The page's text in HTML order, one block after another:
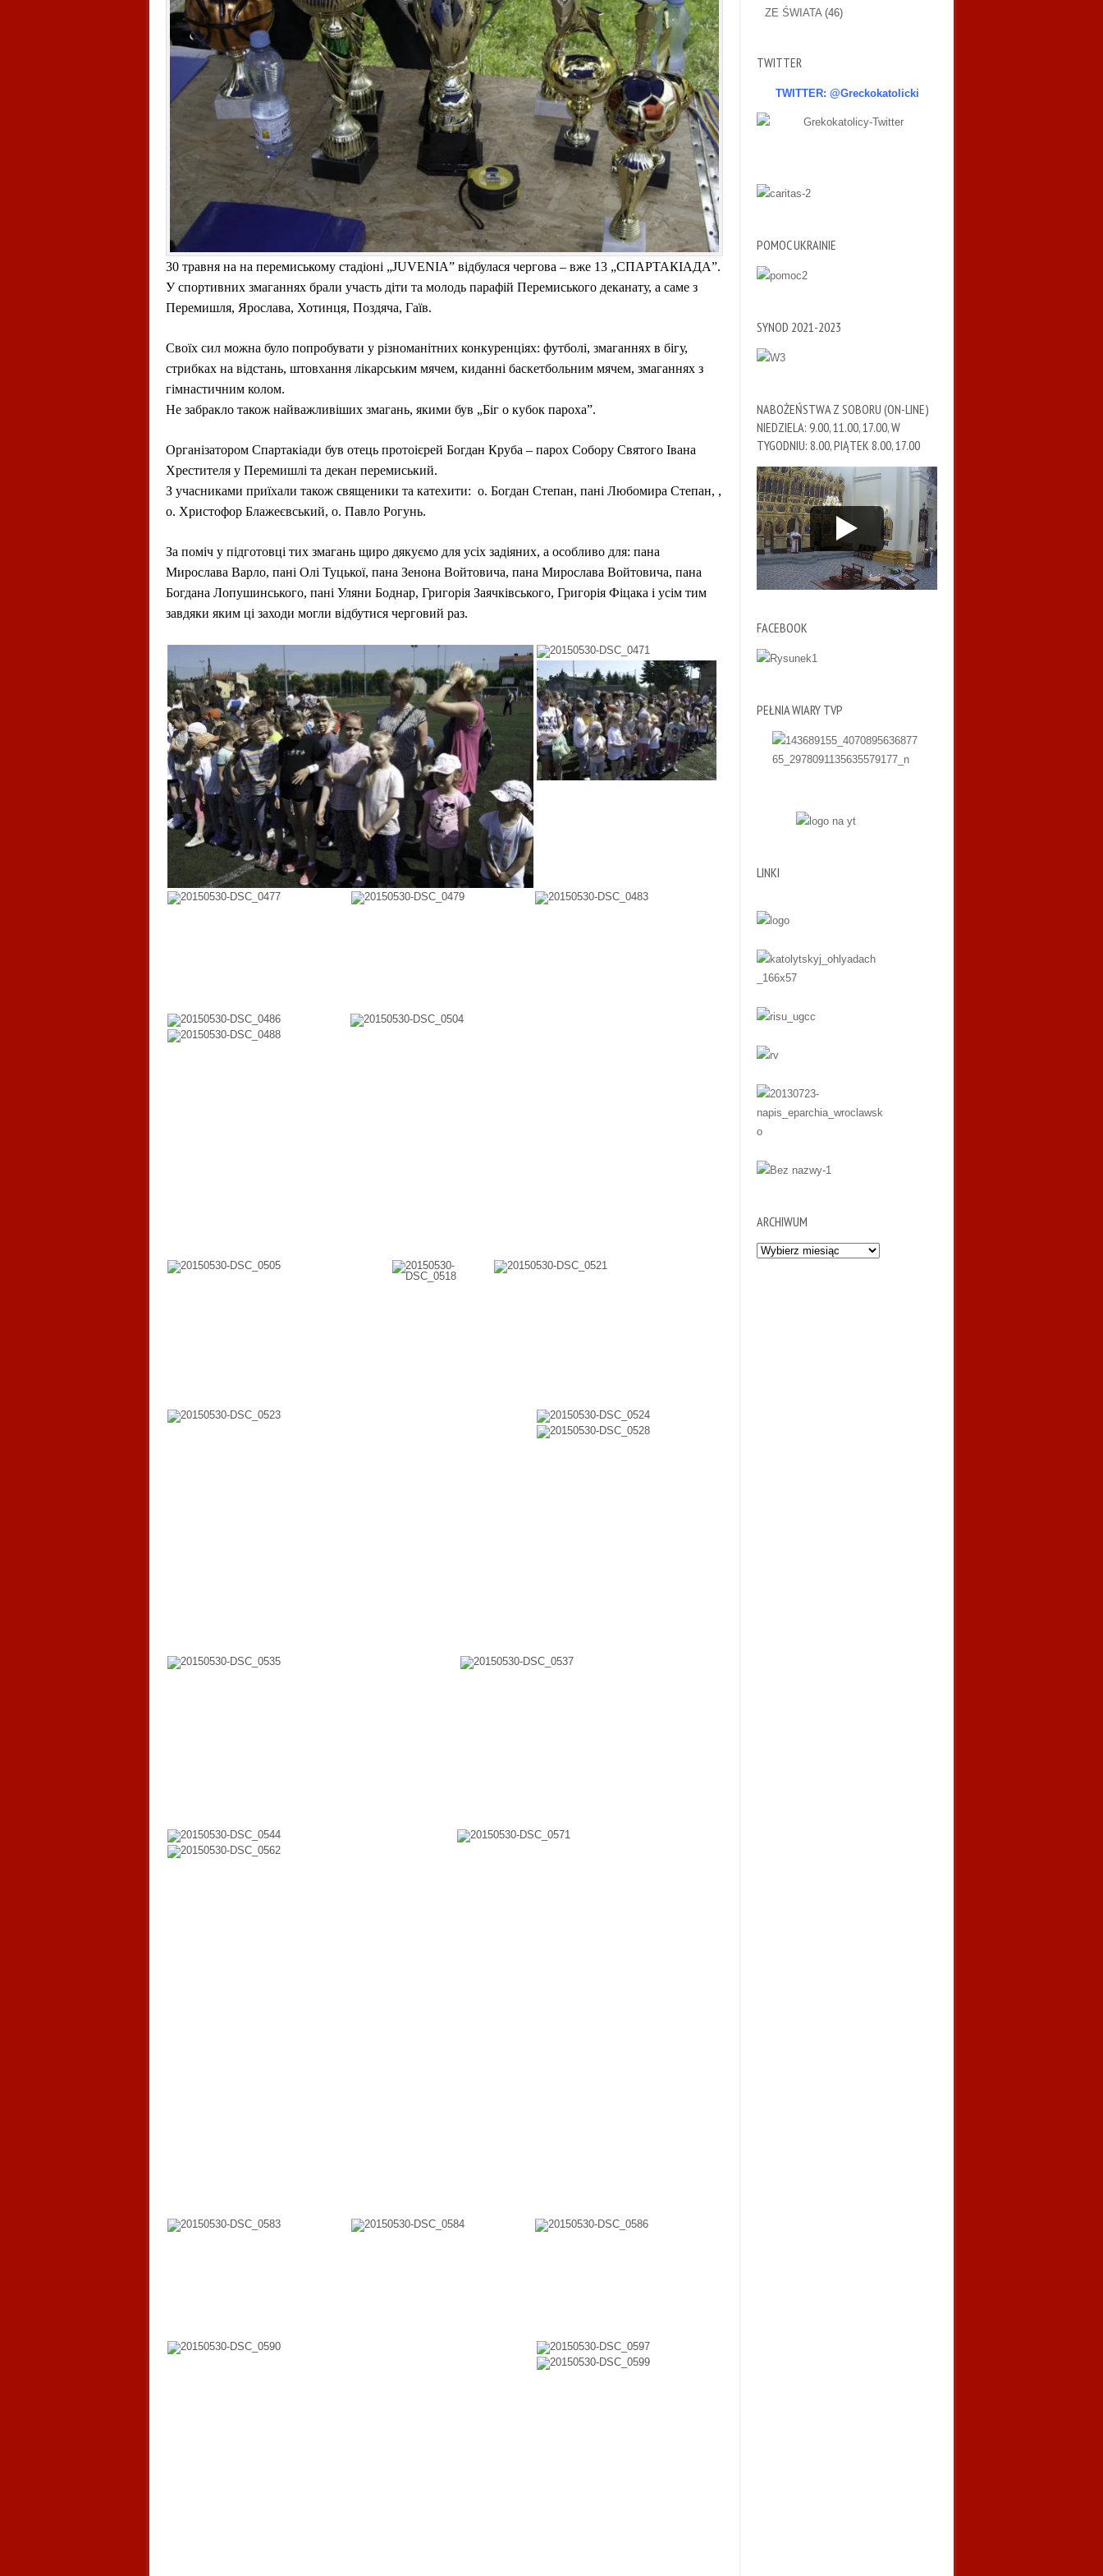
30 травня на на перемиському стадіоні „JUVENIA” відбулася чергова – вже 13 „СПАРТАКІАДА”.
У спортивних змаганнях брали участь діти та молодь парафій Перемиського деканату, а саме з
Перемишля, Ярослава, Хотинця, Поздяча, Гаїв.
Своїх сил можна було попробувати у різноманітних конкуренціях: футболі, змаганнях в бігу,
стрибках на відстань, штовхання лікарським мячем, киданні баскетбольним мячем, змаганнях з
гімнастичним колом.
Не забракло також найважливіших змагань, якими був „Біг о кубок пароха”.
Організатором Спартакіади був отець протоієрей Богдан Круба – парох Собору Святого Івана
Хрестителя у Перемишлі та декан перемиський.
З учасниками приїхали також священики та катехити: о. Богдан Степан, пані Любомира Степан, ,
о. Христофор Блажеєвський, о. Павло Рогунь.
За поміч у підготовці тих змагань щиро дякуємо для усіх задіяних, а особливо для: пана
Мирослава Варло, пані Олі Туцької, пана Зенона Войтовича, пана Мирослава Войтовича, пана
Богдана Лопушинського, пані Уляни Боднар, Григорія Заячківського, Григорія Фіцака і усім тим
завдяки яким ці заходи могли відбутися черговий раз.
ZE ŚWIATA(46)
TWITTER
TWITTER: @Greckokatolicki
POMOC UKRAINIE
SYNOD 2021-2023
NABOŻEŃSTWA Z SOBORU (ON-LINE)
NIEDZIELA: 9.00, 11.00, 17.00, W
TYGODNIU: 8.00, PIĄTEK 8.00, 17.00
FACEBOOK
PEŁNIA WIARY TVP
LINKI
ARCHIWUM
Archiwum